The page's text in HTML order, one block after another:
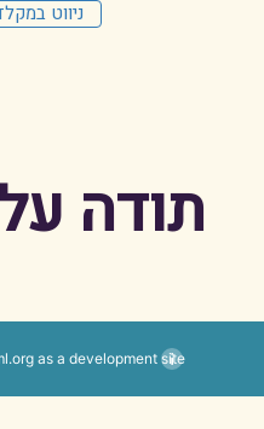
ניווט
תודה
as a development site.